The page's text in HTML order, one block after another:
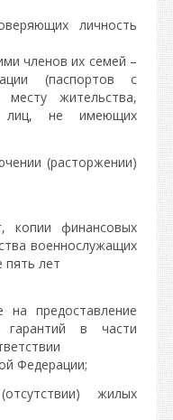
личность
членов их семей –
(паспортов с
жительства,
лиц, не имеющих
(расторжении)
копии финансовых
военнослужащих
пять лет
предоставление
гарантий в части
Федерации;
жилых